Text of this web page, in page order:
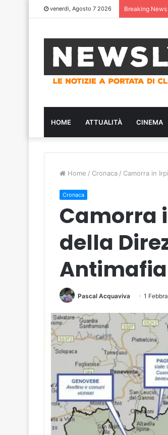
venerdì, Agosto 7 2026 Breaking News
HOME ATTUALITÀ CINEMA
Home / Cronaca / Camorra in
Cronaca
Camorra
della
Antimafia
Pascal Acquaviva 1